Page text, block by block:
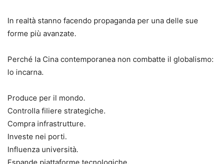
In realtà stanno facendo propaganda per una delle sue
forme più avanzate.
Perché la Cina contemporanea non combatte il globalismo:
lo incarna.
Produce per il mondo.
Controlla filiere strategiche.
Compra infrastrutture.
Investe nei porti.
Influenza università.